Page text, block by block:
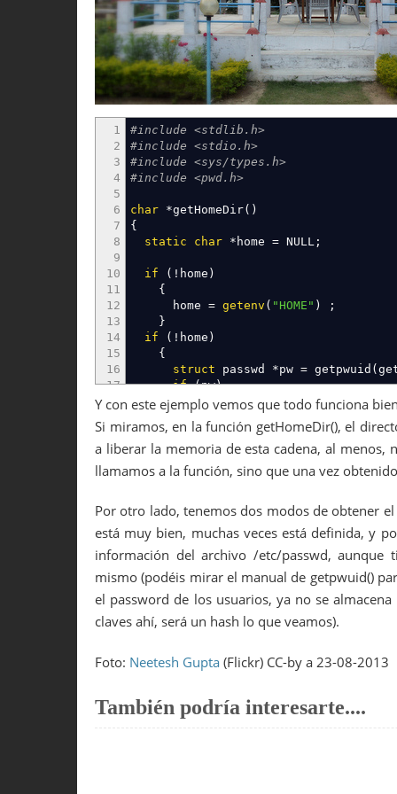
1
2
3
4
5
6
7
8
9
10
11
12
13
14
15
16
17
18
20
21
25
26
28
#include <stdlib.h>
#include <stdio.h>
#include <sys/types.h>
#include <pwd.h>
char *getHomeDir( )
{
static
char * home = NULL ;
if ( ! home )
{
home = getenv ( "HOME" )
;
}
if
( ! home )
{
struct passwd *pw = getpwuid (
if (pw)
home=pw->pw_dir;
return home ;
}
argc char
printf ("HOME: %s \n", getHomeDir())
return
}
Y con este ejemplo vemos que todo funciona
Si miramos, en la función getHomeDir(), el
a liberar la memoria de esta cadena, al menos,
llamamos a la función, sino que una vez
Por otro lado, tenemos dos modos de obtener
está muy bien, muchas veces está definida, y
información del archivo /etc/passwd,
mismo (podéis mirar el manual de getpwuid()
el password de los usuarios, ya no se
claves ahí, será un hash lo que veamos).
Foto: Neetesh Gupta (Flickr) CC-by a 23-08-2013
También podría interesarte....